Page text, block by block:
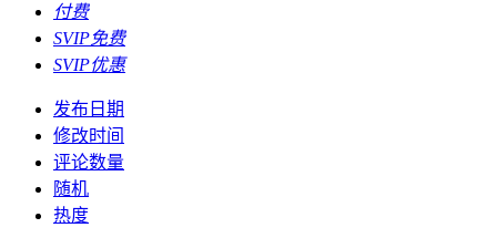
付费
SVIP免费
SVIP优惠
发布日期
修改时间
评论数量
随机
热度